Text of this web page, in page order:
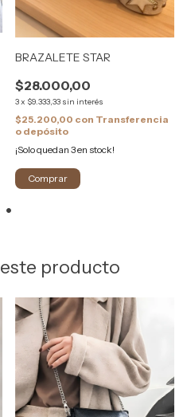
BRAZALETE STAR
$28.000,00
3x $9.333,33 sin interés
$25.200,00 con Transferencia
o depósito
¡Solo quedan 3en stock!
Comprar
producto